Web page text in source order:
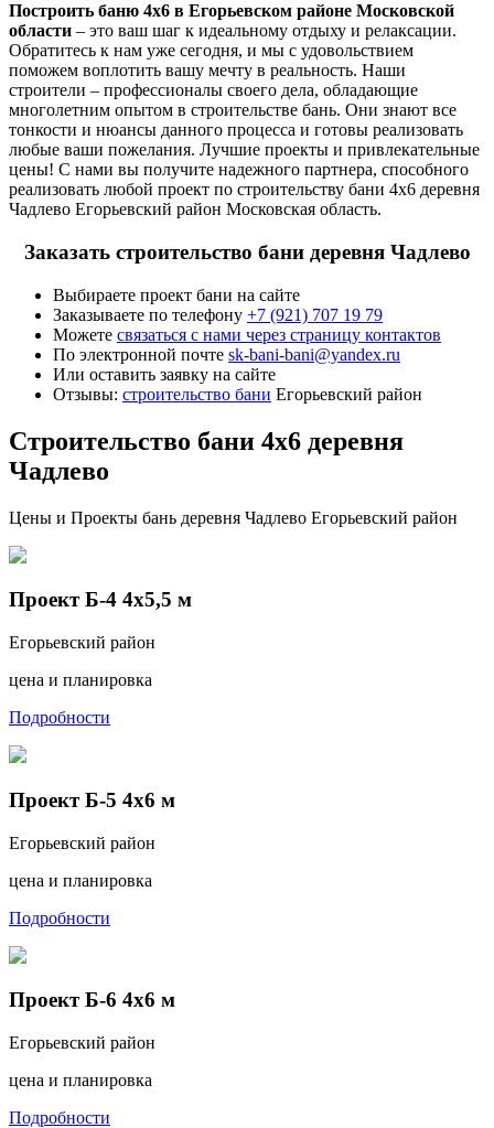
Построить баню 4х6 в Егорьевском районе Московской
области – это ваш шаг к идеальному отдыху и релаксации.
Обратитесь к нам уже сегодня, и мы с удовольствием
поможем воплотить вашу мечту в реальность. Наши
строители – профессионалы своего дела, обладающие
многолетним опытом в строительстве бань. Они знают все
тонкости и нюансы данного процесса и готовы реализовать
любые ваши пожелания. Лучшие проекты и привлекательные
цены! С нами вы получите надежного партнера, способного
реализовать любой проект по строительству бани 4х6 деревня
Чадлево Егорьевский район Московская область.
Заказать строительство бани деревня Чадлево
Выбираете проект бани на сайте
Заказываете по телефону +7 (921) 707 19 79
Можете связаться с нами через страницу контактов
По электронной почте sk-bani-bani@yandex.ru
Или оставить заявку на сайте
Отзывы: строительство бани Егорьевский район
Строительство бани 4х6 деревня
Чадлево
Цены и Проекты бань деревня Чадлево Егорьевский район
Проект Б-4 4х5,5 м
Егорьевский район
цена и планировка
Подробности
Проект Б-5 4х6 м
Егорьевский район
цена и планировка
Подробности
Проект Б-6 4х6 м
Егорьевский район
цена и планировка
Подробности